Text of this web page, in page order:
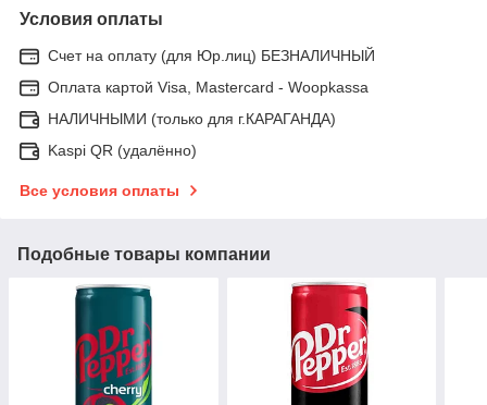
Условия оплаты
Счет на оплату (для Юр.лиц) БЕЗНАЛИЧНЫЙ
Оплата картой Visa, Mastercard - Woopkassa
НАЛИЧНЫМИ (только для г.КАРАГАНДА)
Kaspi QR (удалённо)
Все условия оплаты
Подобные товары компании